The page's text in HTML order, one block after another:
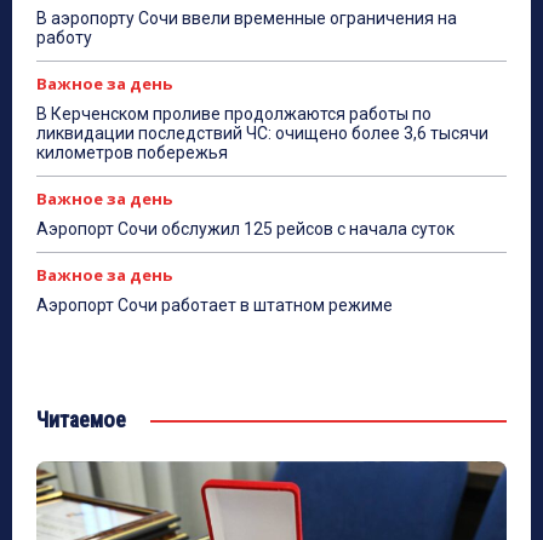
В аэропорту Сочи ввели временные ограничения на
работу
Важное за день
В Керченском проливе продолжаются работы по
ликвидации последствий ЧС: очищено более 3,6 тысячи
километров побережья
Важное за день
Аэропорт Сочи обслужил 125 рейсов с начала суток
Важное за день
Аэропорт Сочи работает в штатном режиме
Читаемое